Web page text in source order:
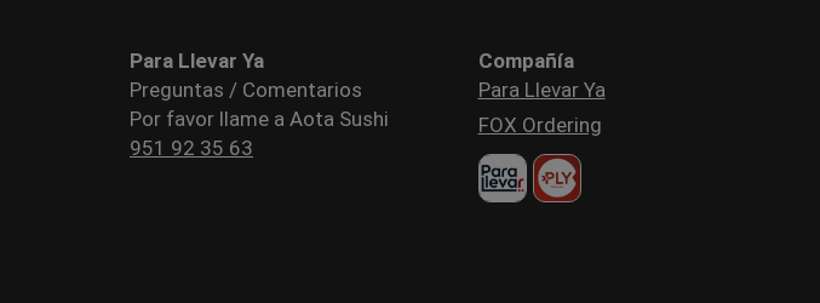
Para Llevar Ya
Preguntas / Comentarios
Por favor llame a Aota Sushi
951 92 35 63
Compañía
Para Llevar Ya
FOX Ordering